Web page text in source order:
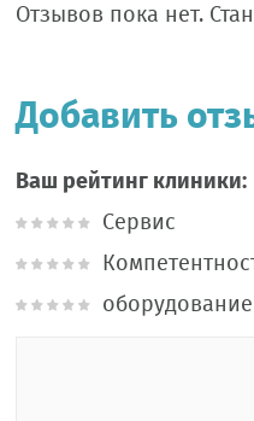
Отзывов пока нет.
Добавить
Ваш рейтинг клиники:
Сервис